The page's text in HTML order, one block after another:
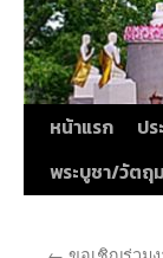
หน้าแรก ป
พระบูชา/วัต